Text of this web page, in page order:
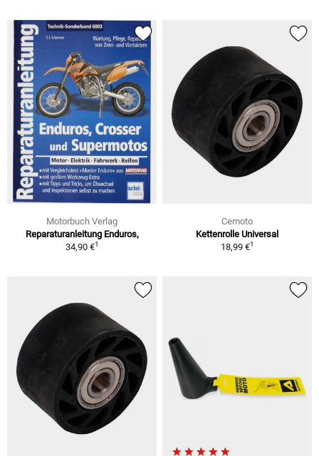
Motorbuch Verlag
Reparaturanleitung Enduros,
34,90 €1
Cemoto
Kettenrolle Universal
18,99 €1